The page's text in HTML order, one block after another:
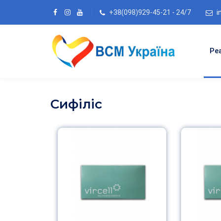
+38(098)929-45-21 - 24/7
Сифіліс